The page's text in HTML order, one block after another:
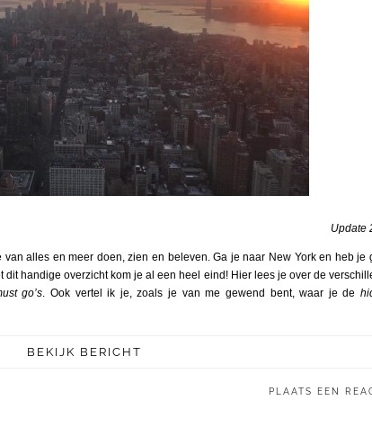
Update
van alles en meer doen, zien en beleven. Ga je naar New York en heb je
handige overzicht kom je al een heel eind! Hier lees je over de
go’s. Ook vertel ik je, zoals je van me gewend bent, waar je de
BEKIJK BERICHT
PLAATS EEN